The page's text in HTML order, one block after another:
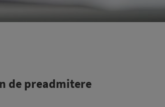
de preadmitere